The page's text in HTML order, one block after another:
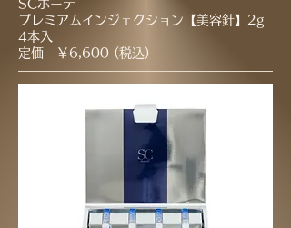
SCボーテ
プレミアムインジェクション【美容針】 2g
4本入
定価 ￥6,600 (税込)